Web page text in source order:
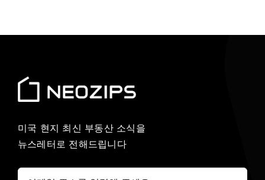
미국 현지 최신 부동산 소식을
뉴스레터로 전해드립니다